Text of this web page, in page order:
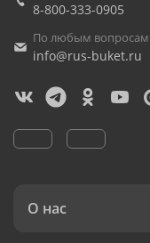
8-800-333-0905
По любым вопросам
info@rus-buket.ru
О нас